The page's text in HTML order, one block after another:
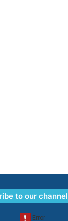
to our channel